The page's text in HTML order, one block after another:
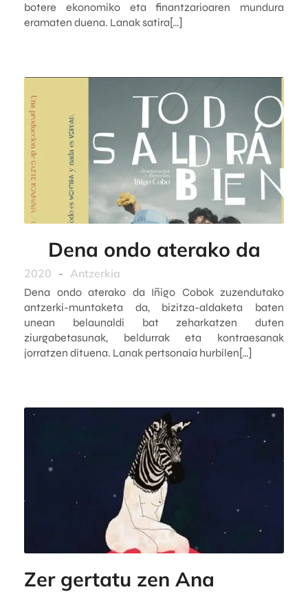
botere ekonomiko eta finantzarioaren mundura
eramaten duena. Lanak satira[…]
Dena ondo aterako da
2020 - Antzerkia
Dena ondo aterako da Iñigo Cobok zuzendutako
antzerki-muntaketa da, bizitza-aldaketa baten
unean belaunaldi bat zeharkatzen duten
ziurgabetasunak, beldurrak eta kontraesanak
jorratzen dituena. Lanak pertsonaia hurbilen[…]
Zer gertatu zen Ana